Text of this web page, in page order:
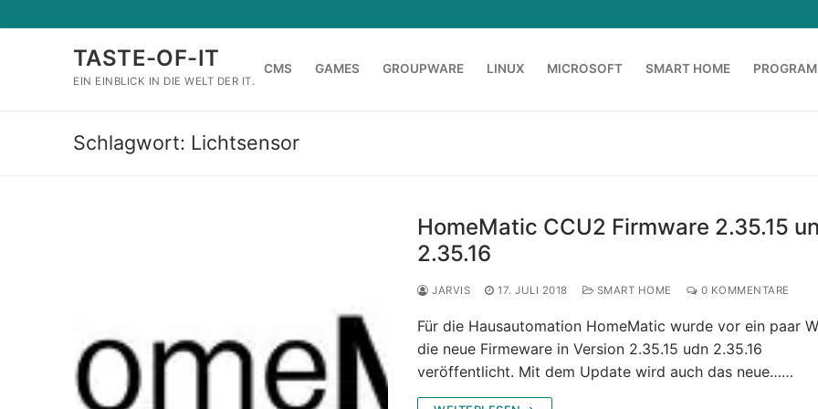
Inhalt
TASTE-OF-IT
EIN EINBLICK IN DIE WELT DER IT.
CMS GAMES GROUPWARE LINUX MICROSOFT SMART HOME
Schlagwort: Lichtsensor
HomeMatic CCU2 Firmware 2.35.15
2.35.16
JARVIS 17. JULI 2018 SMART HOME 0 KOMMENTARE
Für die Hausautomation HomeMatic wurde vor ein paar
die neue Firmeware in Version 2.35.15 udn 2.35.16
veröffentlicht. Mit dem Update wird auch das neue……